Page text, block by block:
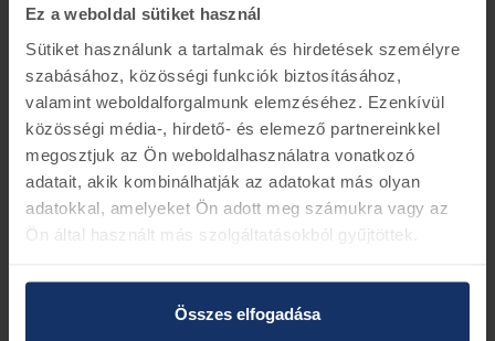
Ez a weboldal sütiket használ
Sütiket használunk a tartalmak és hirdetések személyre
szabásához, közösségi funkciók biztosításához,
valamint weboldalforgalmunk elemzéséhez. Ezenkívül
közösségi média-, hirdető- és elemező partnereinkkel
megosztjuk az Ön weboldalhasználatra vonatkozó
adatait, akik kombinálhatják az adatokat más olyan
adatokkal, amelyeket Ön adott meg számukra vagy az
Ön által használt más szolgáltatásokból gyűjtöttek.
Összes elfogadása
Tervezési szám: 2S6Q-9F593-AC
Cseredarabos alkatrész.
Figyelem. Az porlasztó szelepek betétdíjas termékek,
mely értékesítéskor felszámolásra kerül (bruttó 44
Vissza az előző oldalra